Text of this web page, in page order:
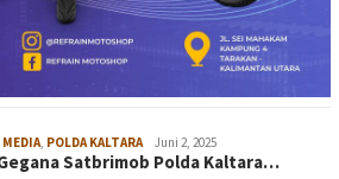
MEDIA POLDA KALTARA Juni 2, 2025
Satbrimob Polda Kaltara…